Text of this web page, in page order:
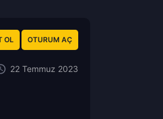
OL OTURUM AÇ
22 Temmuz 2023